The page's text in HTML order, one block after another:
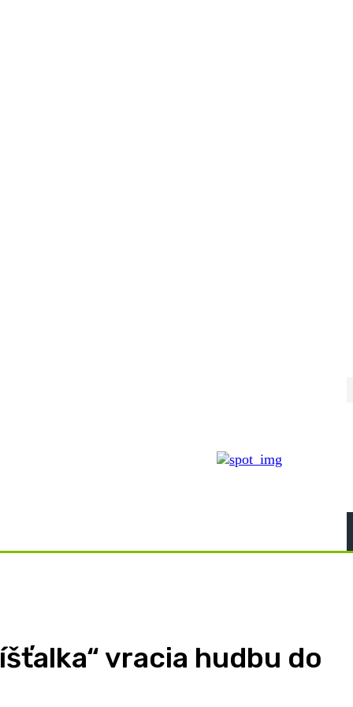
vracia hudbu do